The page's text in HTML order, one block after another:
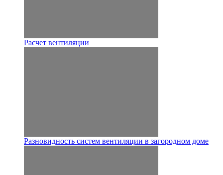
Расчет вентиляции
Разновидность систем вентиляции в загородном доме